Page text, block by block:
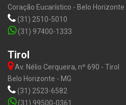
Coração Eucarístico - Belo Horizonte
(31) 2510-5010
(31) 97400-1333
Tirol
Av. Nélio Cerqueira, nº 690 - Tirol
Belo Horizonte - MG
(31) 2523-6582
(31) 99500-0361